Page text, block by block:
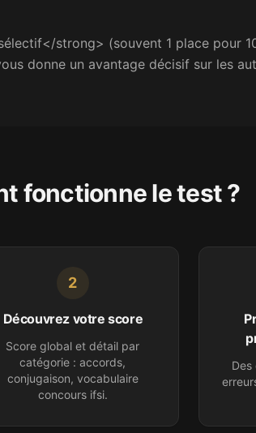
strong> (souvent 1 place pour
donne un avantage décisif sur les
fonctionne le test ?
2
Découvrez votre score
Score global et détail par
catégorie : accords,
conjugaison, vocabulaire
concours ifsi.